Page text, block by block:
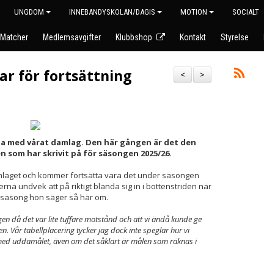
UNGDOM INNEBANDYSKOLAN/DAGIS MOTION SOCIALT
Matcher Medlemsavgifter Klubbshop Kontakt Styrelse
>
<
för fortsättning
vårat damlag. Den här gången är det den
som har skrivit på för säsongen 2025/26.
och kommer fortsätta vara det under säsongen
undvek att på riktigt blanda sig in i bottenstriden när
hon säger så här om.
då det var lite tuffare motstånd och att vi ändå kunde ge
Vår tabellplacering tycker jag dock inte speglar hur vi
uddamålet, även om det såklart är målen som räknas i